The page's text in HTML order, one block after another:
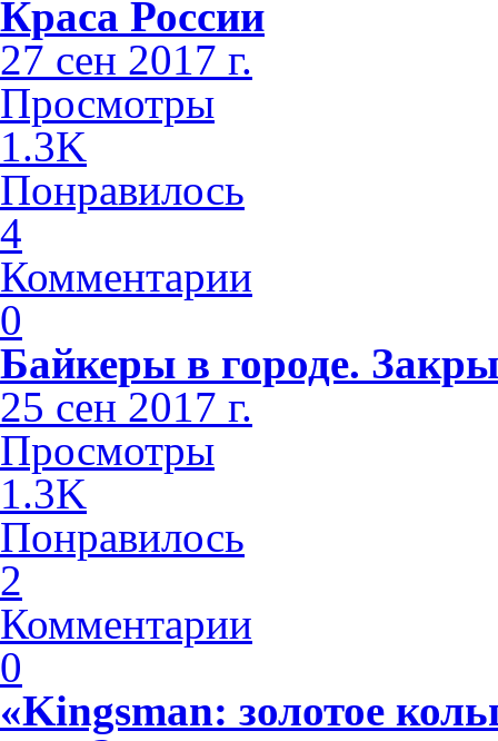
Краса России
27 сен 2017 г.
Просмотры
1.3K
Понравилось
4
Комментарии
0
Байкеры в городе.
25 сен 2017 г.
Просмотры
1.3K
Понравилось
2
Комментарии
0
«Kingsman: золотое